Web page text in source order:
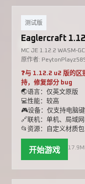
测试版
Eaglercraft
MC JE 1.12.2 WASM-GC
原作者:
❓与 1.12.2 u2 版的区
持，修复部分 bug
🌏语言：仅英文原版
💻性能：较高
🎮设备：仅支持电脑
🔗联机：单机、局域网
📂资源：自定义材质包
开始游戏